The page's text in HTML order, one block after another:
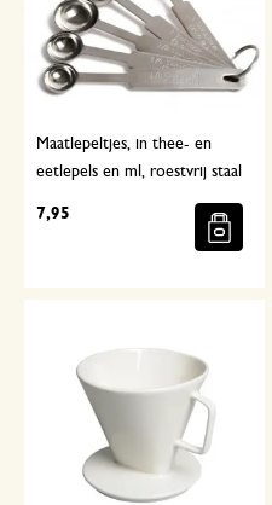
Maatlepeltjes, in thee- en
eetlepels en ml, roestvrij staal
7,95